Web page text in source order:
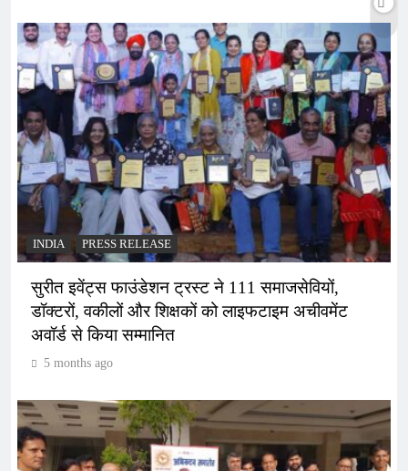
INDIA PRESS RELEASE
सुरीत इवेंट्स फाउंडेशन ट्रस्ट ने 111 समाजसेवियों,
डॉक्टरों, वकीलों और शिक्षकों को लाइफटाइम अचीवमेंट
अवॉर्ड से किया सम्मानित
5 months ago